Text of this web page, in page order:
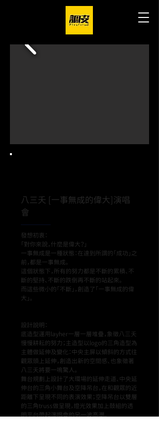
八三夭 [一事無成的偉大]演唱
會
發想初衷：
「對你來說，什麼是偉大？」
一事無成是一種狀態：在達到所謂的「成功」之
前，都是一事無成。
這個狀態下，所有的努力都是不斷的累積、不
斷的堅持、不斷的跌倒再不斷的站起來。
而這些微小的「不斷」，創造了「一事無成的偉
大」。
設計說明：
底造型運用layher一層一層堆疊，象徵八三夭
慢慢耕耘的努力；主造型以logo的三角造型為
主體做延伸及變化：中央主屏以傾斜的方式往
觀眾頭上延伸，創造出新的空間感、也象徵著
八三夭將要一鳴驚人。
舞台規劃上設計了大環場的延伸走道、中央延
伸台的三角小舞台及空降吊台，在和觀眾的近
距離下呈現不同的表演效果；空降吊台以雙層
的三角truss做呈現，燈光效果加上鼓組的透
明平台帶起演唱會的另一波高潮。